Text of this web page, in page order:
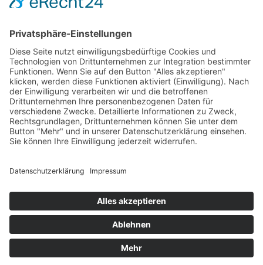
SATZUNG
BEITRAGSORDNUNG
MITGLIEDSANTRAG
SITEMAP
IMPRESSUM
Jetzt Mitglied "Plus" werden und einen